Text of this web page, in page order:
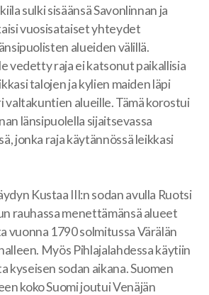
sulki sisäänsä Savonlinnan ja
vuosisataiset yhteydet
alueiden välillä.
vedetty raja ei katsonut paikallisia
talojen ja kylien maiden läpi
valtakuntien alueille. Tämä korostui
länsipuolella sijaitsevassa
jonka raja käytännössä leikkasi
Kustaa III:n sodan avulla Ruotsi
rauhassa menettämänsä alueet
vuonna 1790 solmitussa Värälän
Myös Pihlajalahdessa käytiin
kyseisen sodan aikana. Suomen
koko Suomi joutui Venäjän